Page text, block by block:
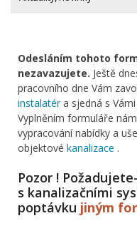
Odesláním tohoto
nezavazujete. Ještě
pracovního dne Vám
instalatéra sjedná s
Vyplněním formuláře
vypracování nabídky a
objektové kanalizace .
Pozor !
s kanalizačními
poptávku jiným